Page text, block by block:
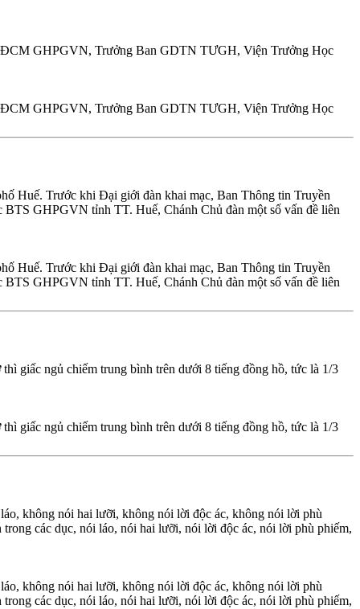
GHPGVN, Trưởng Ban GDTN TƯGH, Viện Trưởng Học
GHPGVN, Trưởng Ban GDTN TƯGH, Viện Trưởng Học
Huế. Trước khi Đại giới đàn khai mạc, Ban Thông tin Truyền
GHPGVN tỉnh TT. Huế, Chánh Chủ đàn một số vấn đề liên
Huế. Trước khi Đại giới đàn khai mạc, Ban Thông tin Truyền
GHPGVN tỉnh TT. Huế, Chánh Chủ đàn một số vấn đề liên
giấc ngủ chiếm trung bình trên dưới 8 tiếng đồng hồ, tức là 1/3
giấc ngủ chiếm trung bình trên dưới 8 tiếng đồng hồ, tức là 1/3
không nói hai lưỡi, không nói lời độc ác, không nói lời phù
các dục, nói láo, nói hai lưỡi, nói lời độc ác, nói lời phù phiếm,
không nói hai lưỡi, không nói lời độc ác, không nói lời phù
các dục, nói láo, nói hai lưỡi, nói lời độc ác, nói lời phù phiếm,